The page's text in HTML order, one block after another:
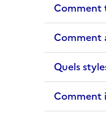
Comment
Comment
Quels
Comment